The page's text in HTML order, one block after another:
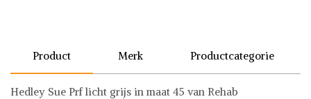
Product Merk Productcategorie
Hedley Sue Prf licht grijs in maat 45 van Rehab